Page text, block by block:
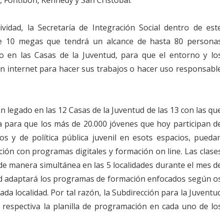
la Secretaría de Integración Social dentro de
megas que tendrá un alcance de hasta 80
en las Casas de la Juventud, para que el entorno y
internet para hacer sus trabajos o hacer uso
en las 12 Casas de la Juventud de las 13 con las
que los más de 20.000 jóvenes que hoy participan
y de política pública juvenil en esots espacios,
con programas digitales y formación on line. Las
manera simultánea en las 5 localidades durante el mes
adaptará los programas de formación enfocados según
localidad. Por tal razón, la Subdirección para la
la planilla de programación en cada uno de